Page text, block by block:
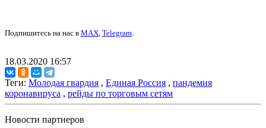
Подпишитесь на нас в MAX, Telegram.
18.03.2020 16:57
Теги: Молодая гвардия , Единая Россия , пандемия
коронавируса , рейды по торговым сетям
Новости партнеров